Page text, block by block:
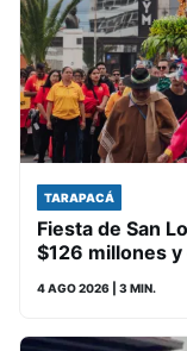
TARAPACÁ
Fiesta de San
$126 millones
4 AGO 2026 | 3 MIN.